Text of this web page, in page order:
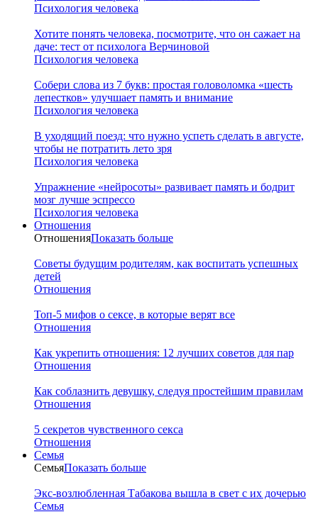
Психология человека
Хотите понять человека, посмотрите, что он сажает на
даче: тест от психолога Верчиновой
Психология человека
Собери слова из 7 букв: простая головоломка «шесть
лепестков» улучшает память и внимание
Психология человека
В уходящий поезд: что нужно успеть сделать в августе,
чтобы не потратить лето зря
Психология человека
Упражнение «нейросоты» развивает память и бодрит
мозг лучше эспрессо
Психология человека
Отношения
ОтношенияПоказать больше
Советы будущим родителям, как воспитать успешных
детей
Отношения
Топ-5 мифов о сексе, в которые верят все
Отношения
Как укрепить отношения: 12 лучших советов для пар
Отношения
Как соблазнить девушку, следуя простейшим правилам
Отношения
5 секретов чувственного секса
Отношения
Семья
СемьяПоказать больше
Экс-возлюбленная Табакова вышла в свет с их дочерью
Семья